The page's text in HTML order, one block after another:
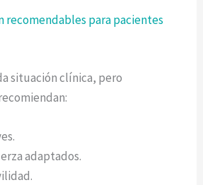
recomendables para pacientes
situación clínica, pero
adaptados.